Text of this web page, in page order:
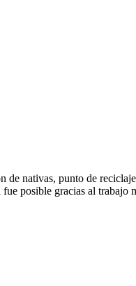
nativas, punto de
fue posible gracias al